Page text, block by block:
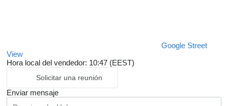
Google Street
View
Hora local del vendedor: 10:47 (EEST)
Solicitar una reunión
Enviar mensaje